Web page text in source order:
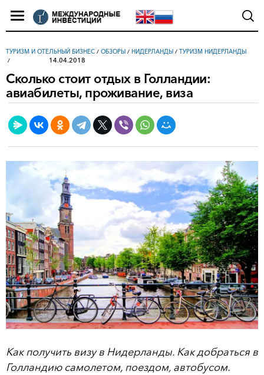
ТУРИЗМ И ОТЕЛЬНЫЙ БИЗНЕС / ОБЗОРЫ / НИДЕРЛАНДЫ / ТУРИЗМ НИДЕРЛАНДЫ
14.04.2018
Сколько стоит отдых в Голландии:
авиабилеты, проживание, виза
Как получить визу в Нидерланды. Как добраться в
Голландию самолетом, поездом, автобусом.